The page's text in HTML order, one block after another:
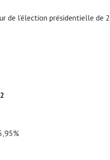
de l’élection présidentielle de